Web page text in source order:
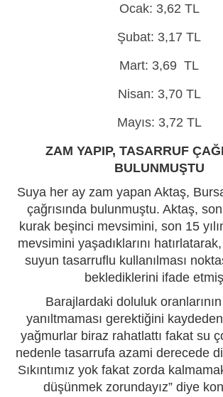
Ocak: 3,62 TL
Şubat: 3,17 TL
Mart: 3,69 TL
Nisan: 3,70 TL
Mayıs: 3,72 TL
ZAM YAPIP, TASARRUF
BULUNMUŞTU
Suya her ay zam yapan Aktaş,
çağrısında bulunmuştu. Aktaş, son
kurak beşinci mevsimini, son 15
mevsimini yaşadıklarını
suyun tasarruflu kullanılması
beklediklerini ifade
Barajlardaki doluluk
yanıltmaması gerektiğini
yağmurlar biraz rahatlattı fakat su
nedenle tasarrufa azami derecede
Sıkıntımız yok fakat zorda
düşünmek zorundayız” diye